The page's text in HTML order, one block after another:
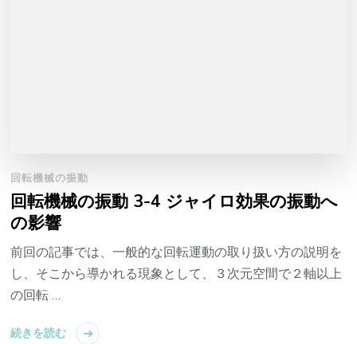
回転機械の振動
回転機械の振動 3-4 ジャイロ効果の振動へ
の影響
前回の記事では、一般的な回転運動の取り扱い方の説明を
し、そこから導かれる現象として、３次元空間で２軸以上
の回転 …
続きを読む